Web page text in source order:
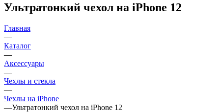
Ультратонкий чехол на iPhone 12
Главная
—
Каталог
—
Аксессуары
—
Чехлы и стекла
—
Чехлы на iPhone
—Ультратонкий чехол на iPhone 12